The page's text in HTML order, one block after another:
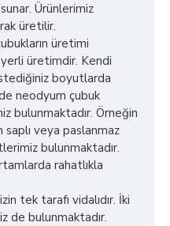
Ürünlerimiz
üretilir.
üretimi
üretimdir. Kendi
boyutlarda
neodyum çubuk
bulunmaktadır. Örneğin
saplı veya paslanmaz
bulunmaktadır.
rahatlıkla
tek tarafı vidalıdır. İki
de bulunmaktadır.